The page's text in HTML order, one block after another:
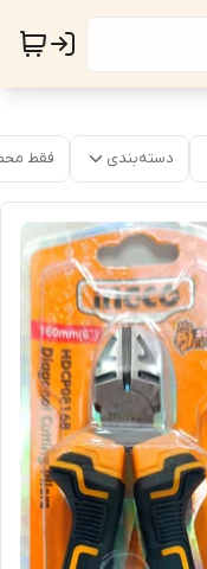
دسته‌بندی فقط